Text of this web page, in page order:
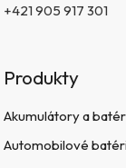
+421 905 917 301
Produkty
Akumulátory a
Automobilové